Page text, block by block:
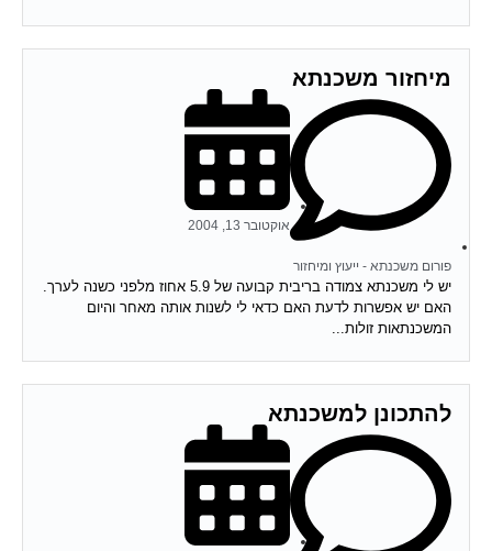
מיחזור משכנתא
פורום משכנתא - ייעוץ ומיחזור
אוקטובר 13, 2004
יש לי משכנתא צמודה בריבית קבועה של 5.9 אחוז מלפני כשנה לערך.
האם יש אפשרות לדעת האם כדאי לי לשנות אותה מאחר והיום
המשכנתאות זולות...
להתכונן למשכנתא